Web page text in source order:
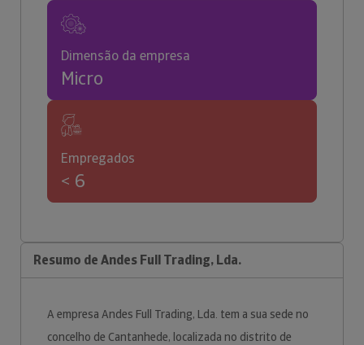
Dimensão da empresa
Micro
Empregados
< 6
Resumo de Andes Full Trading, Lda.
A empresa Andes Full Trading, Lda. tem a sua sede no
concelho de Cantanhede, localizada no distrito de